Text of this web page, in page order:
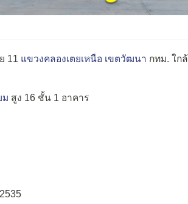
11 แขวงคลองเตยเหนือ เขตวัฒนา กทม. ใกล้
ม สูง 16 ชั้น 1 อาคาร